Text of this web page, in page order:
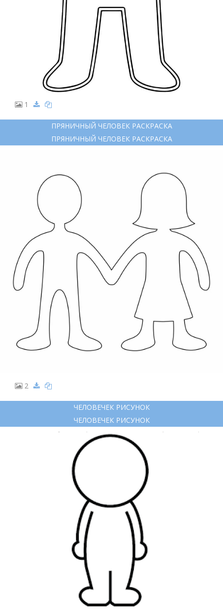
1
ПРЯНИЧНЫЙ ЧЕЛОВЕК РАСКРАСКА
ПРЯНИЧНЫЙ ЧЕЛОВЕК РАСКРАСКА
2
ЧЕЛОВЕЧЕК РИСУНОК
ЧЕЛОВЕЧЕК РИСУНОК